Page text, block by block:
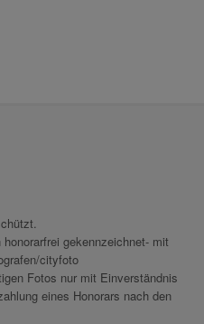
gekennzeichnet- mit
cityfoto
Fotos nur mit Einverständnis
eines Honorars nach den